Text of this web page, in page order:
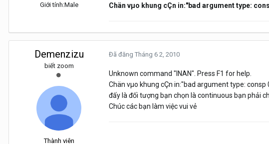
Giới tính:Male
Chän vµo khung cÇn in:"bad argument type:
Demenzizu
biết zoom
Thành viên
Đã đăng Tháng 6 2, 2010
Unknown command "INAN". Press F1 for help.
Chän vµo khung cÇn in:"bad argument type: consp
đấy là đối tượng bạn chọn là continuous bạn phải
Chúc các bạn làm việc vui vẻ